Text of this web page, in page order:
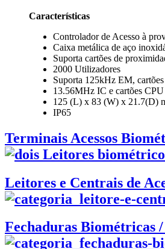
Características
Controlador de Acesso à
Caixa metálica de aço
Suporta cartões de
2000 Utilizadores
Suporta 125kHz EM,
13.56MHz IC e cartões CPU
125 (L) x 83 (W) x 21.7(D)
IP65
Terminais Acessos
Leitores e Centrais de
Fechaduras Biométricas